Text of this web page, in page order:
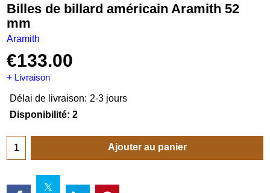
Billes de billard américain Aramith 52
mm
Aramith
€133.00
+ Livraison
Délai de livraison: 2-3 jours
Disponibilité: 2
Ajouter au panier